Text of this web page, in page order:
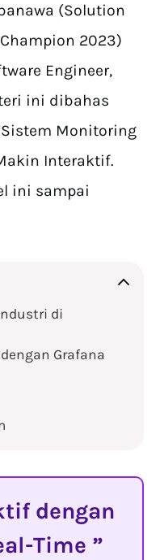
(Solution
2023)
Engineer,
ini dibahas
Monitoring
Interaktif.
ini sampai
di
Grafana
dengan
Time